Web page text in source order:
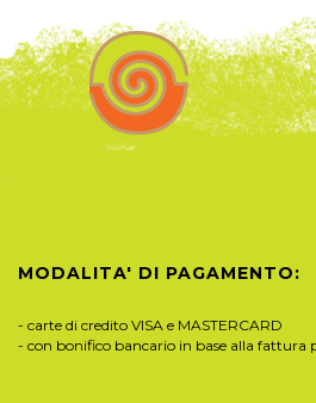
MODALITA' DI PAGAMENTO:
- carte di credito VISA e MASTERCARD
- con bonifico bancario in base alla fattura